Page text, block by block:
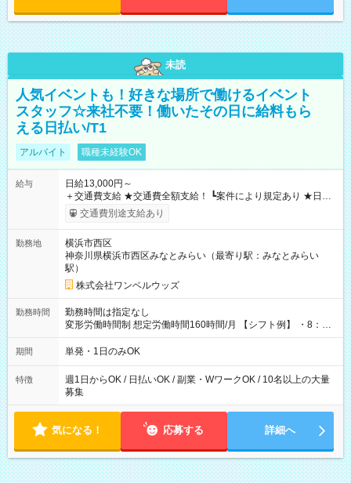
未読
人気イベントも！好きな場所で働けるイベント
スタッフ☆来社不要！働いたその日に給料もら
える日払い/T1
アルバイト 職種未経験OK
給与
日給13,000円～
＋交通費支給 ★交通費全額支給！ ┗案件により規定あり ★日払
いOK！（規定あり） ┗働いたその日に現金GET♪ お仕事後はコ
ンビニATMから 日払い分を引き落とせます！ 【試用期間】試
交通費別途支給あり
勤務地
横浜市西区
神奈川県横浜市西区みなとみらい（最寄り駅：みなとみらい
駅）
株式会社ワンベルウッズ
勤務時間
勤務時間は指定なし
変形労働時間制 想定労働時間160時間/月 【シフト例】 ・8：00
～21：00
期間 単発・1日のみOK
特徴
週1日からOK / 日払いOK / 副業・WワークOK / 10名以上の大量
募集
気になる！ 応募する 詳細へ